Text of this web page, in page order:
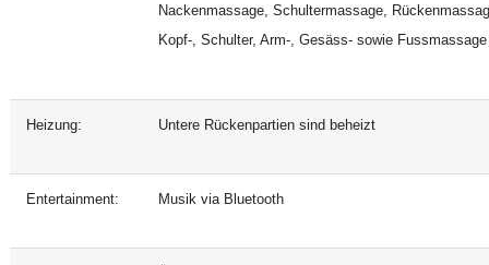
Nackenmassage, Schultermassage,
Kopf-, Schulter, Arm-, Gesäss- sowie
Heizung: Untere Rückenpartien sind beheizt
Entertainment: Musik via Bluetooth